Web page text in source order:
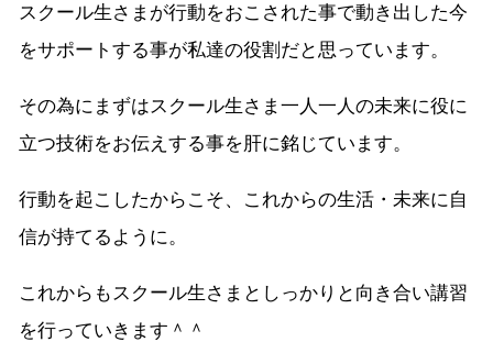
スクール生さまが行動をおこされた事で動き出した今
をサポートする事が私達の役割だと思っています。
その為にまずはスクール生さま一人一人の未来に役に
立つ技術をお伝えする事を肝に銘じています。
行動を起こしたからこそ、これからの生活・未来に自
信が持てるように。
これからもスクール生さまとしっかりと向き合い講習
を行っていきます＾＾